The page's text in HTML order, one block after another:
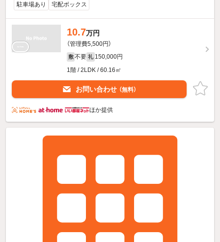
駐車場あり
宅配ボックス
10.7万円
（管理費5,500円）
敷 不要 礼 150,000円
1階 / 2LDK / 60.16㎡
お問い合わせ （無料）
ほか提供